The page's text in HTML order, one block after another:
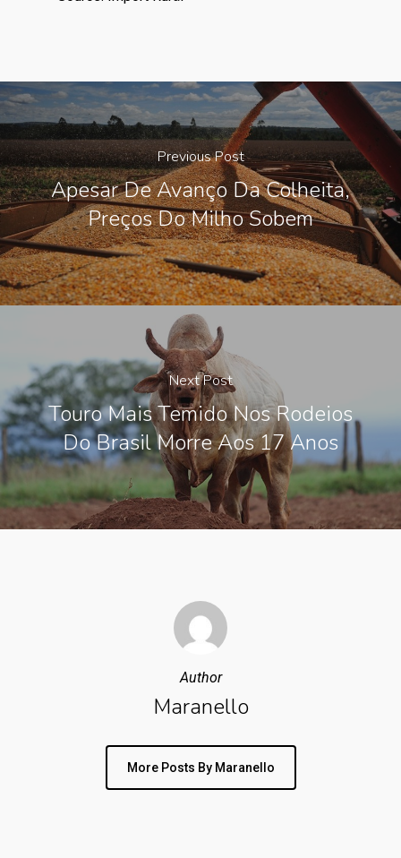
Previous Post
Apesar De Avanço Da Colheita,
Preços Do Milho Sobem
Next Post
Touro Mais Temido Nos Rodeios
Do Brasil Morre Aos 17 Anos
Author
Maranello
More Posts By Maranello